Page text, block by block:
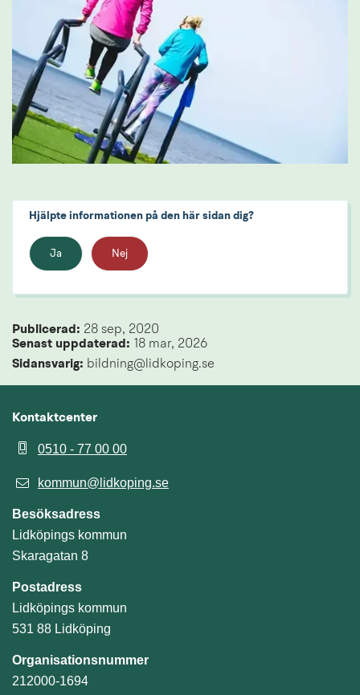
Hjälpte informationen på den här sidan dig?
Ja Nej
Publicerad: 28 sep, 2020
Senast uppdaterad:
18 mar, 2026
Sidansvarig: bildning@lidkoping.se
Kontaktcenter
0510 - 77 00 00
kommun@lidkoping.se
Besöksadress
Lidköpings kommun
Skaragatan 8
Postadress
Lidköpings kommun
531 88 Lidköping
Organisationsnummer
212000-1694